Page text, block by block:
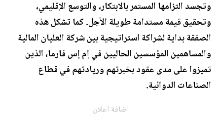
وتجسد التزامها المستمر بالابتكار، والتوسع الإقليمي،
وتحقيق قيمة مستدامة طويلة الأجل. كما تشكل هذه
الصفقة بداية لشراكة استراتيجية بين شركة العليان المالية
والمساهمين المؤسسين الحاليين في إم إس فارما، الذين
تميزوا على مدى عقود بخبرتهم وريادتهم في قطاع
الصناعات الدوائية.
اضافة اعلان